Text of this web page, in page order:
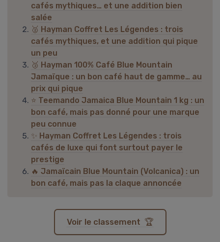
cafés mythiques… et une addition bien
salée
🥈 Hayman Coffret Les Légendes : trois
cafés mythiques, et une addition qui pique
un peu
🥉 Hayman 100% Café Blue Mountain
Jamaïque : un bon café haut de gamme… au
prix qui pique
⭐ Teemando Jamaica Blue Mountain 1 kg : un
bon café, mais pas donné pour une marque
peu connue
✨ Hayman Coffret Les Légendes : trois
cafés de luxe qui font surtout payer le
prestige
🔥 Jamaïcain Blue Mountain (Volcanica) : un
bon café, mais pas la claque annoncée
Voir le classement 🏆